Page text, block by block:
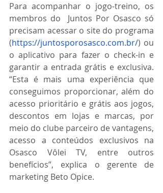
Para acompanhar o jogo-treino, os
membros do  Juntos Por Osasco só
precisam acessar o site do programa
(https://juntosporosasco.com.br/) ou
o aplicativo para fazer o check-in e
garantir a entrada grátis e exclusiva.
“Esta é mais uma experiência que
conseguimos proporcionar, além do
acesso prioritário e grátis aos jogos,
descontos em lojas e marcas, por
meio do clube parceiro de vantagens,
acesso a conteúdos exclusivos na
Osasco Vôlei TV, entre outros
benefícios”, explica o gerente de
marketing Beto Opice.